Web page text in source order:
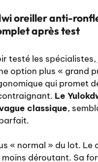
oreiller anti-
après test
testé les spécialistes,
option plus « grand
qui promet
Le
classique,
« normal » du lot.
déroutant. Sa